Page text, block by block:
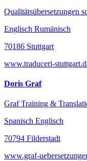
Qualitätsübersetzungen
Englisch Rumänisch
70186 Stuttgart
www.traduceri-
Doris Graf
Graf Training &
Spanisch Englisch
70794 Filderstadt
www.graf-